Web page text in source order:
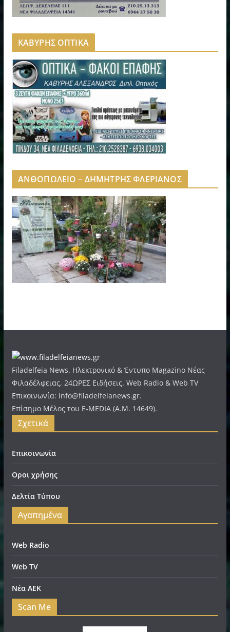
ΚΑΒΥΡΗΣ ΟΠΤΙΚΑ
ΑΝΘΟΠΩΛΕΙΟ – ΔΗΜΗΤΡΗΣ ΦΛΕΡΙΑΝΟΣ
Filadelfeia News. Ηλεκτρονικό & Έντυπο Magazino Νέας
Φιλαδέλφειας, 24ΩΡΕΣ Ειδήσεις. Web Radio & Web TV
Επικοινωνία: info@filadelfeianews.gr.
Επίσημο Μέλος του E-MEDIA (A.M. 14649).
Σχετικά
Επικοινωνία
Οροι χρήσης
Δελτία Τύπου
Αγαπημένα
Web Radio
Web TV
Νέα ΑΕΚ
Scan Me